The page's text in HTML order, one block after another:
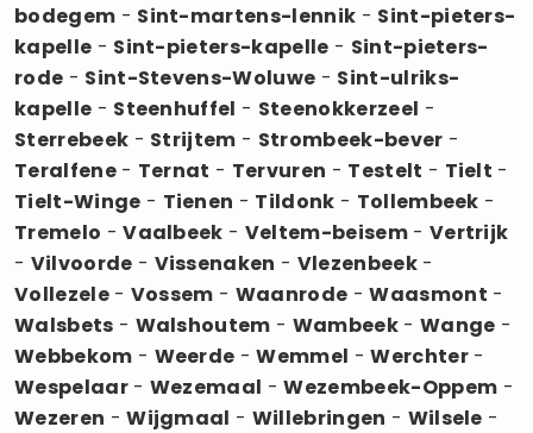
bodegem - Sint-martens-lennik - Sint-pieters-
kapelle - Sint-pieters-kapelle - Sint-pieters-
rode - Sint-Stevens-Woluwe - Sint-ulriks-
kapelle - Steenhuffel - Steenokkerzeel -
Sterrebeek - Strijtem - Strombeek-bever -
Teralfene- Ternat - Tervuren - Testelt - Tielt -
Tielt-Winge - Tienen - Tildonk - Tollembeek -
Tremelo -Vaalbeek - Veltem-beisem- Vertrijk
- Vilvoorde - Vissenaken - Vlezenbeek-
Vollezele- Vossem - Waanrode -Waasmont -
Walsbets - Walshoutem - Wambeek- Wange -
Webbekom - Weerde -Wemmel -Werchter-
Wespelaar- Wezemaal -Wezembeek-Oppem -
Wezeren -Wijgmaal - Willebringen - Wilsele -